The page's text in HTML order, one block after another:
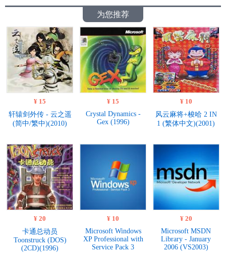
为您推荐
¥ 15
轩辕剑外传 - 云之遥
(简中/繁中)(2010)
¥ 15
Crystal Dynamics -
Gex (1996)
¥ 10
风云麻将+梭哈 2 IN
1 (繁体中文)(2001)
¥ 20
卡通总动员
Toonstruck (DOS)
(2CD)(1996)
¥ 10
Microsoft Windows
XP Professional with
Service Pack 3
¥ 20
Microsoft MSDN
Library - January
2006 (VS2003)